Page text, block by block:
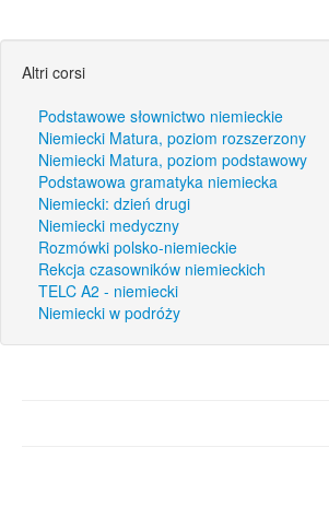
Altri corsi
Podstawowe słownictwo niemieckie
Niemiecki Matura, poziom rozszerzony
Niemiecki Matura, poziom podstawowy
Podstawowa gramatyka niemiecka
Niemiecki: dzień drugi
Niemiecki medyczny
Rozmówki polsko-niemieckie
Rekcja czasowników niemieckich
TELC A2 - niemiecki
Niemiecki w podróży